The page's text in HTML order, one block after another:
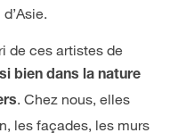
de ces artistes de
bien dans la nature
. Chez nous, elles
les façades, les murs